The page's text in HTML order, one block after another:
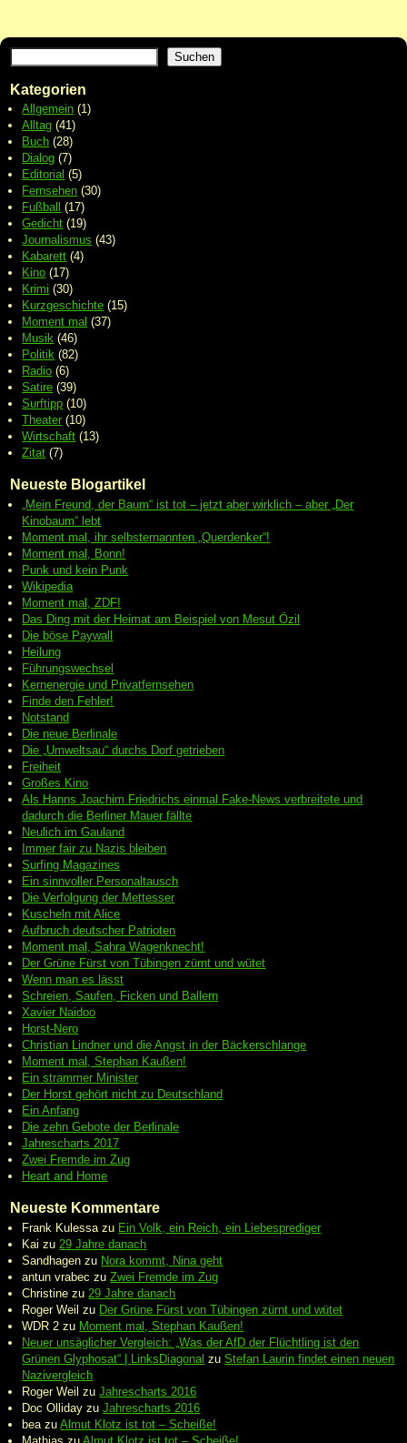
Suchen
Kategorien
Allgemein (1)
Alltag (41)
Buch (28)
Dialog (7)
Editorial (5)
Fernsehen (30)
Fußball (17)
Gedicht (19)
Journalismus (43)
Kabarett (4)
Kino (17)
Krimi (30)
Kurzgeschichte (15)
Moment mal (37)
Musik (46)
Politik (82)
Radio (6)
Satire (39)
Surftipp (10)
Theater (10)
Wirtschaft (13)
Zitat (7)
Neueste Blogartikel
„Mein Freund, der Baum“ ist tot – jetzt aber wirklich – aber „Der
Kinobaum“ lebt
Moment mal, ihr selbsternannten „Querdenker“!
Moment mal, Bonn!
Punk und kein Punk
Wikipedia
Moment mal, ZDF!
Das Ding mit der Heimat am Beispiel von Mesut Özil
Die böse Paywall
Heilung
Führungswechsel
Kernenergie und Privatfernsehen
Finde den Fehler!
Notstand
Die neue Berlinale
Die „Umweltsau“ durchs Dorf getrieben
Freiheit
Großes Kino
Als Hanns Joachim Friedrichs einmal Fake-News verbreitete und
dadurch die Berliner Mauer fällte
Neulich im Gauland
Immer fair zu Nazis bleiben
Surfing Magazines
Ein sinnvoller Personaltausch
Die Verfolgung der Mettesser
Kuscheln mit Alice
Aufbruch deutscher Patrioten
Moment mal, Sahra Wagenknecht!
Der Grüne Fürst von Tübingen zürnt und wütet
Wenn man es lässt
Schreien, Saufen, Ficken und Ballern
Xavier Naidoo
Horst-Nero
Christian Lindner und die Angst in der Bäckerschlange
Moment mal, Stephan Kaußen!
Ein strammer Minister
Der Horst gehört nicht zu Deutschland
Ein Anfang
Die zehn Gebote der Berlinale
Jahrescharts 2017
Zwei Fremde im Zug
Heart and Home
Neueste Kommentare
Frank Kulessa zu Ein Volk, ein Reich, ein Liebesprediger
Kai zu 29 Jahre danach
Sandhagen zu Nora kommt, Nina geht
antun vrabec zuZwei Fremde im Zug
Christine zu 29 Jahre danach
Roger Weil zu Der Grüne Fürst von Tübingen zürnt und wütet
WDR 2 zu Moment mal, Stephan Kaußen!
Neuer unsäglicher Vergleich: „Was der AfD der Flüchtling ist den
Grünen Glyphosat“ | LinksDiagonal zuStefan Laurin findet einen neuen
Nazivergleich
Roger Weil zuJahrescharts 2016
Doc Olliday zuJahrescharts 2016
bea zuAlmut Klotz ist tot – Scheiße!